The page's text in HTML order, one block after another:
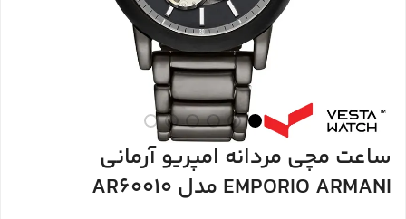
ساعت مچی مردانه امپریو آرمانی
EMPORIO ARMANI مدل AR60010